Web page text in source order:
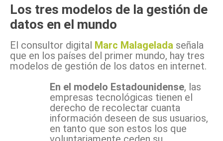
Los tres modelos de la gestión de
datos en el mundo
El consultor digital Marc Malagelada señala
que en los países del primer mundo, hay tres
modelos de gestión de los datos en internet.
En el modelo Estadounidense, las
empresas tecnológicas tienen el
derecho de recolectar cuanta
información deseen de sus usuarios,
en tanto que son estos los que